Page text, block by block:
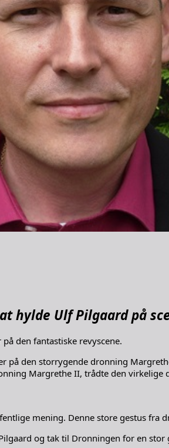
hylde Ulf Pilgaard på
den fantastiske revyscene.
på den storrygende dronning
Margrethe II, trådte den
mening. Denne store gestus fra
og tak til Dronningen for en